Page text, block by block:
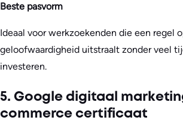
Beste pasvorm
Ideaal voor werkzoekenden die een regel
geloofwaardigheid uitstraalt zonder veel
investeren.
5. Google digitaal
commerce certificaat